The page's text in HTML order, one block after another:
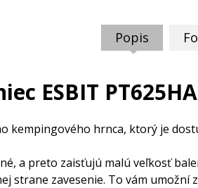
Popis
ESBIT
kempingového hrnca, ktorý je
a preto zaisťujú malú veľkosť
strane zavesenie. To vám